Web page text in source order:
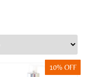
10% OFF